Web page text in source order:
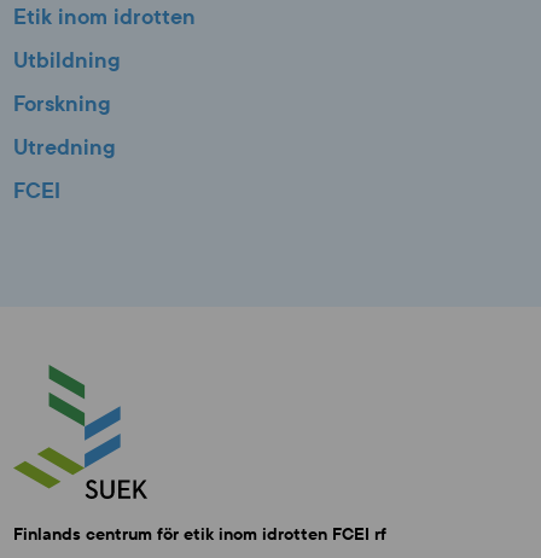
Etik inom idrotten
Utbildning
Forskning
Utredning
FCEI
Finlands centrum för etik inom idrotten FCEI rf